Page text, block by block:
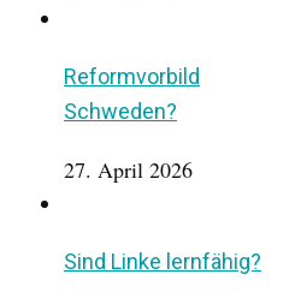
Reformvorbild
Schweden?
27. April 2026
Sind Linke lernfähig?